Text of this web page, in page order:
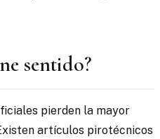
sentido?
pierden la mayor
artículos pirotécnicos